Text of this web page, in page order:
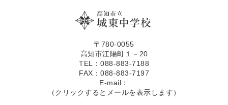
〒780-0055
高知市江陽町１－20
TEL：088-883-7188
FAX：088-883-7197
E-mail：
（クリックするとメールを表示します）